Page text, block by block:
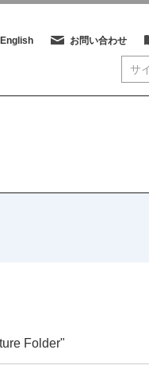
English お問い合わせ
Folder"